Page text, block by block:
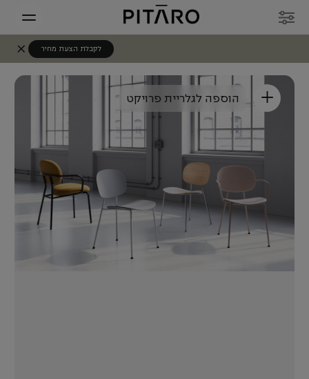
לקבלת הצעת מחיר
+ הוספה לגלריית פרויקט